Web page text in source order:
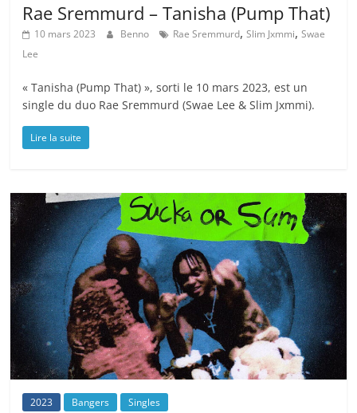
Rae Sremmurd – Tanisha (Pump That)
10 mars 2023 Benno Rae Sremmurd,Slim Jxmmi,Swae
Lee
« Tanisha (Pump That) », sorti le 10 mars 2023, est un
single du duo Rae Sremmurd (Swae Lee & Slim Jxmmi).
Lire la suite
2023 Bangers Singles